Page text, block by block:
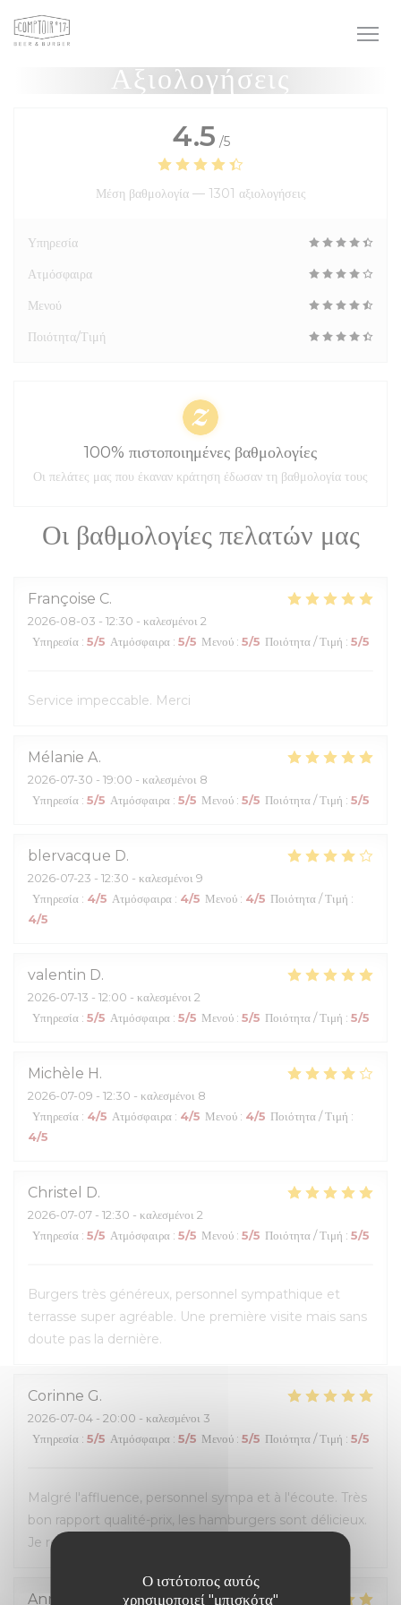
Πίνακας διαχείρισης "Μπισκότων" (Cookies)
Ο ιστότοπος αυτός
χρησιμοποιεί "μπισκότα"
Αξιολογήσεις
Οι βαθμολογίες πελατών μας
Françoise C
2026-08-03 - 12:30 - καλεσμένοι 2
Υπηρεσία : 5/5 Ατμόσφαιρα : 5/5 Μενού : 5/5 Ποιότητα / Τιμή : 5/5
Service impeccable. Merci
Mélanie A
2026-07-30 - 19:00 - καλεσμένοι 8
Υπηρεσία : 5/5 Ατμόσφαιρα : 5/5 Μενού : 5/5 Ποιότητα / Τιμή : 5/5
blervacque D
2026-07-23 - 12:30 - καλεσμένοι 9
Υπηρεσία : 4/5 Ατμόσφαιρα : 4/5 Μενού : 4/5 Ποιότητα / Τιμή :
4/5
valentin D
2026-07-13 - 12:00 - καλεσμένοι 2
Υπηρεσία : 5/5 Ατμόσφαιρα : 5/5 Μενού : 5/5 Ποιότητα / Τιμή : 5/5
Michèle H
2026-07-09 - 12:30 - καλεσμένοι 8
Υπηρεσία : 4/5 Ατμόσφαιρα : 4/5 Μενού : 4/5 Ποιότητα / Τιμή :
4/5
Christel D
2026-07-07 - 12:30 - καλεσμένοι 2
Υπηρεσία : 5/5 Ατμόσφαιρα : 5/5 Μενού : 5/5 Ποιότητα / Τιμή : 5/5
Burgers très généreux, personnel sympathique et
terrasse super agréable. Une première visite mais sans
doute pas la dernière.
Corinne G
2026-07-04 - 20:00 - καλεσμένοι 3
Υπηρεσία : 5/5 Ατμόσφαιρα : 5/5 Μενού : 5/5 Ποιότητα / Τιμή : 5/5
Malgré l'affluence, personnel sympa et à l'écoute. Très
bon rapport qualité-prix, les hamburgers sont délicieux.
Je recommande.
Anna
4.5 /5
Μέση βαθμολογία — 1301 αξιολογήσεις
Υπηρεσία
Ατμόσφαιρα
Μενού
Ποιότητα/Τιμή
100% πιστοποιημένες βαθμολογίες
Οι πελάτες μας που έκαναν κράτηση έδωσαν τη βαθμολογία τους